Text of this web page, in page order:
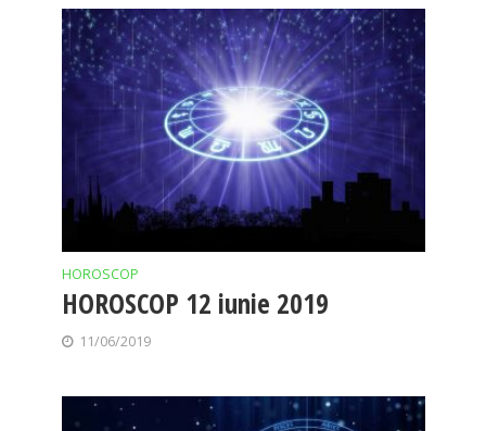
HOROSCOP
HOROSCOP 12 iunie 2019
11/06/2019